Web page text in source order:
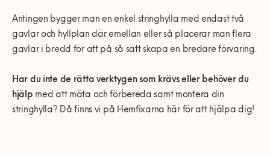
Antingen bygger man en enkel stringhylla med endast två
gavlar och hyllplan där emellan eller så placerar man flera
gavlar i bredd för att på så sätt skapa en bredare förvaring.
Har du inte de rätta verktygen som krävs eller behöver du
hjälp med att mäta och förbereda samt montera din
stringhylla? Då finns vi på Hemfixarna här för att hjälpa dig!